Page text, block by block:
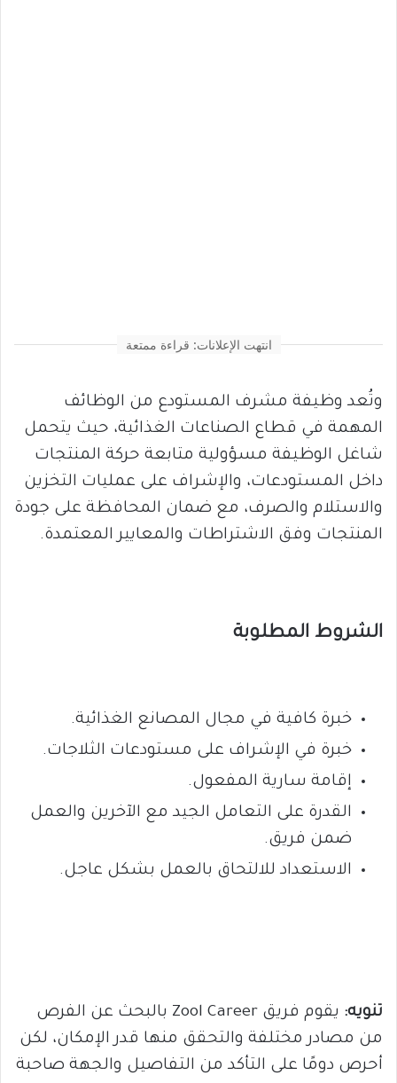
انتهت الإعلانات: قراءة ممتعة
وتُعد وظيفة مشرف المستودع من الوظائف
المهمة في قطاع الصناعات الغذائية، حيث يتحمل
شاغل الوظيفة مسؤولية متابعة حركة المنتجات
داخل المستودعات، والإشراف على عمليات التخزين
والاستلام والصرف، مع ضمان المحافظة على جودة
المنتجات وفق الاشتراطات والمعايير المعتمدة.
الشروط المطلوبة
خبرة كافية في مجال المصانع الغذائية.
خبرة في الإشراف على مستودعات الثلاجات.
إقامة سارية المفعول.
القدرة على التعامل الجيد مع الآخرين والعمل
ضمن فريق.
الاستعداد للالتحاق بالعمل بشكل عاجل.
تنويه:
يقوم فريق Zool Career بالبحث عن الفرص
من مصادر مختلفة والتحقق منها قدر الإمكان، لكن
أحرص دومًا على التأكد من التفاصيل والجهة صاحبة